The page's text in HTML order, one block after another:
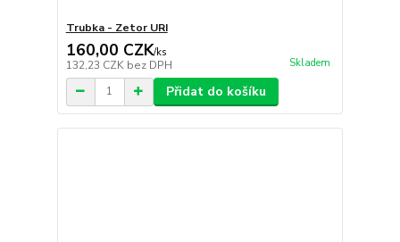
Trubka - Zetor URI
160,00 CZK/ks
132,23 CZK bez DPH Skladem
Přidat do košíku